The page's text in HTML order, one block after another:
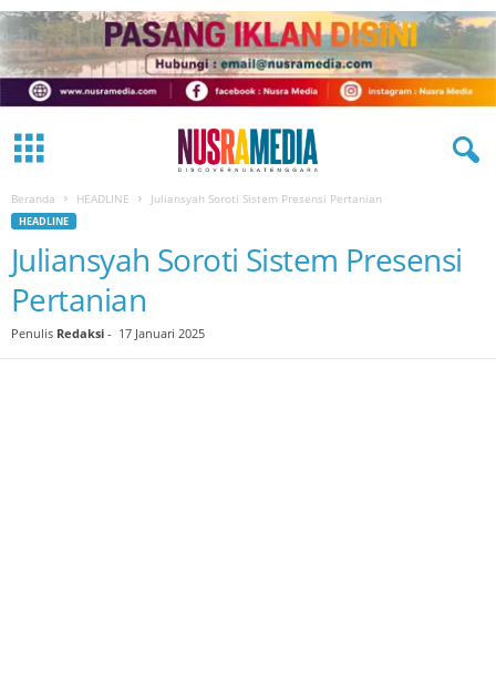
Beranda HEADLINE Juliansyah Soroti Sistem Presensi Pertanian
HEADLINE
Juliansyah Soroti Sistem Presensi
Pertanian
Penulis Redaksi - 17 Januari 2025